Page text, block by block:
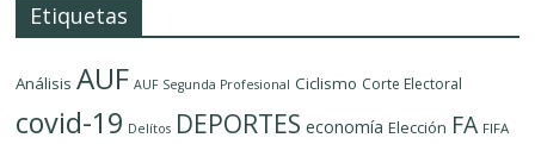
Etiquetas
Análisis AUF AUF Segunda Profesional Ciclismo Corte Electoral
covid-19 Delítos DEPORTES economía Elección FA FIFA